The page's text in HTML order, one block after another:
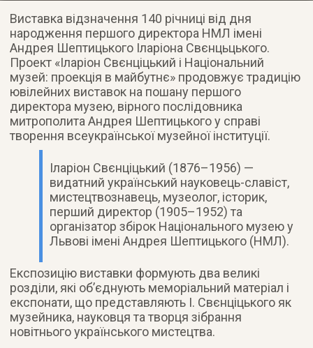
Виставка відзначення 140 річниці від дня
народження першого директора НМЛ імені
Андрея Шептицького Іларіона Свєнцьцького.
Проект «Іларіон Свєнціцький і Національний
музей: проекція в майбутнє» продовжує традицію
ювілейних виставок на пошану першого
директора музею, вірного послідовника
митрополита Андрея Шептицького у справі
творення всеукраїнської музейної інституції.
Іларіон Свєнціцький (1876–1956) —
видатний український науковець-славіст,
мистецтвознавець, музеолог, історик,
перший директор (1905–1952) та
організатор збірок Національного музею у
Львові імені Андрея Шептицького (НМЛ).
Експозицію виставки формують два великі
розділи, які об’єднують меморіальний матеріал і
експонати, що представляють І. Свєнціцького як
музейника, науковця та творця зібрання
новітнього українського мистецтва.